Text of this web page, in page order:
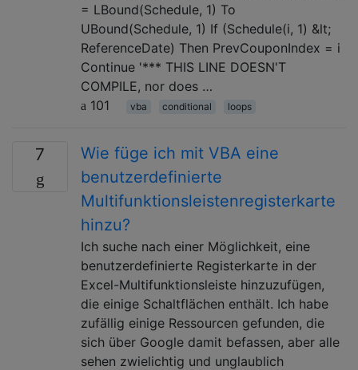
= LBound(Schedule, 1) To
UBound(Schedule, 1) If (Schedule(i, 1) &lt;
ReferenceDate) Then PrevCouponIndex = i
Continue '*** THIS LINE DOESN'T
COMPILE, nor does …
101
vba conditional loops
7
Wie füge ich mit VBA eine
benutzerdefinierte
Multifunktionsleistenregisterkarte
hinzu?
Ich suche nach einer Möglichkeit, eine
benutzerdefinierte Registerkarte in der
Excel-Multifunktionsleiste hinzuzufügen,
die einige Schaltflächen enthält. Ich habe
zufällig einige Ressourcen gefunden, die
sich über Google damit befassen, aber alle
sehen zwielichtig und unglaublich